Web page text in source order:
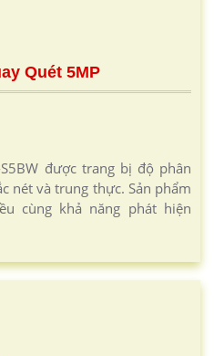
Quét 5MP
được trang bị độ phân
nét và trung thực. Sản phẩm
cùng khả năng phát hiện